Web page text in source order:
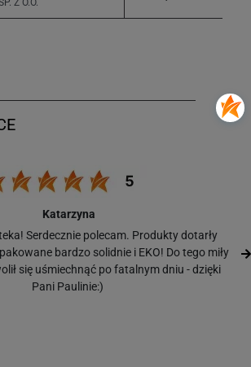
Z O.O.
Katarzyna
Serdecznie polecam. Produkty dotarły
bardzo solidnie i EKO! Do tego miły
się uśmiechnąć po fatalnym dniu - dzięki
Pani Paulinie:)